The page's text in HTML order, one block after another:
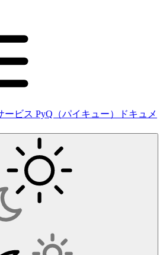
ービス PyQ（パイキュー）ドキュメ